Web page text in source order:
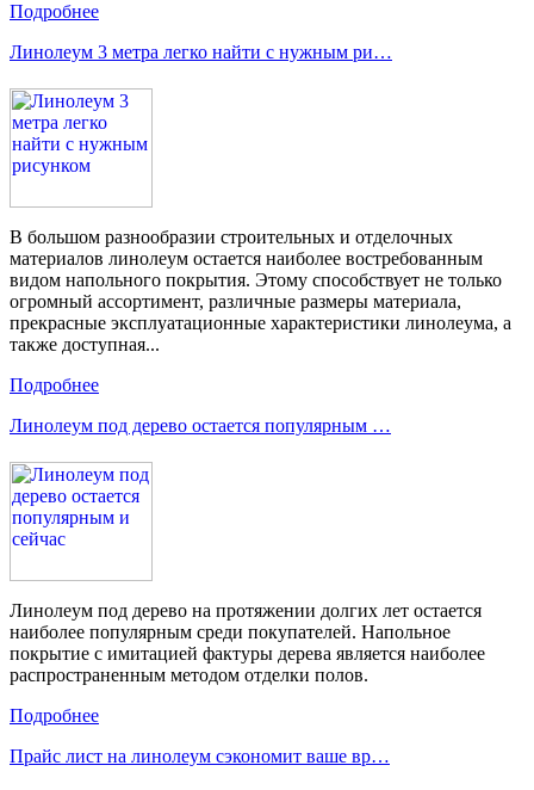
Подробнее
Линолеум 3 метра легко найти с нужным ри…
В большом разнообразии строительных и отделочных
материалов линолеум остается наиболее востребованным
видом напольного покрытия. Этому способствует не только
огромный ассортимент, различные размеры материала,
прекрасные эксплуатационные характеристики линолеума, а
также доступная...
Подробнее
Линолеум под дерево остается популярным …
Линолеум под дерево на протяжении долгих лет остается
наиболее популярным среди покупателей. Напольное
покрытие с имитацией фактуры дерева является наиболее
распространенным методом отделки полов.
Подробнее
Прайс лист на линолеум сэкономит ваше вр…